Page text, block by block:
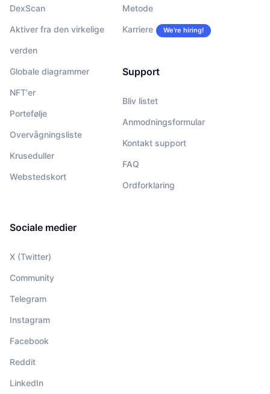
DexScan
Aktiver fra den virkelige
verden
Globale diagrammer
NFT'er
Portefølje
Overvågningsliste
Kruseduller
Webstedskort
Metode
Karriere We’re hiring!
Support
Bliv listet
Anmodningsformular
Kontakt support
FAQ
Ordforklaring
Sociale medier
X (Twitter)
Community
Telegram
Instagram
Facebook
Reddit
LinkedIn